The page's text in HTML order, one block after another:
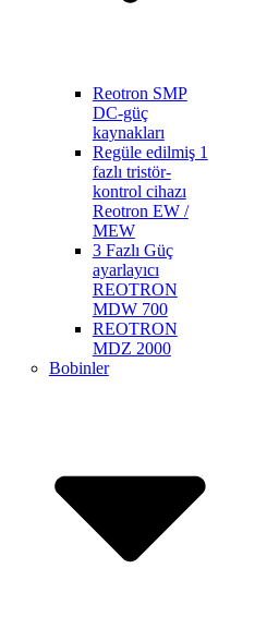
Reotron SMP
DC-güç
kaynakları
Regüle edilmiş 1
fazlı tristör-
kontrol cihazı
Reotron EW /
MEW
3 Fazlı Güç
ayarlayıcı
REOTRON
MDW 700
REOTRON
MDZ 2000
Bobinler